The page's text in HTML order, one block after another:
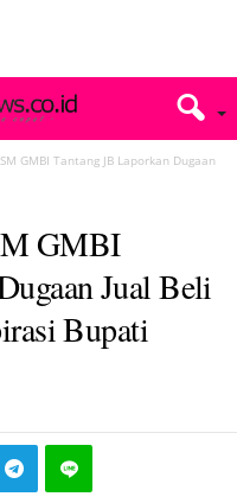
GMBI Tantang JB Laporkan Dugaan
GMBI
Jual Beli
Bupati